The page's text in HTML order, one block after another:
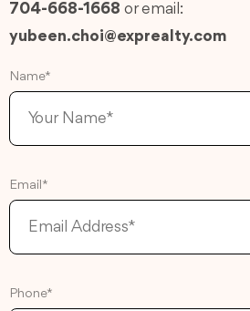
704-668-1668 or email:
yubeen.choi@exprealty.com
Name*
Email*
Phone*